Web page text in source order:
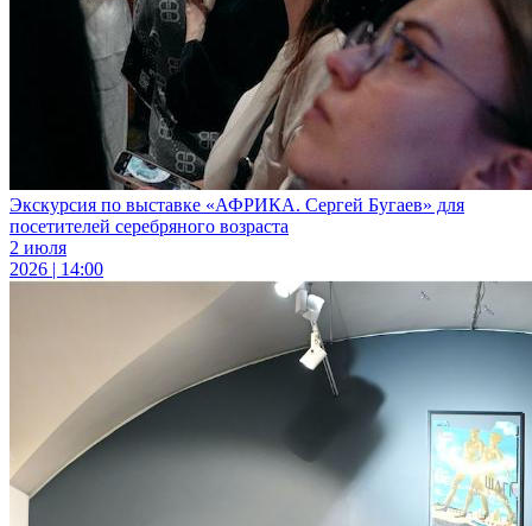
Экскурсия по выставке «АФРИКА. Сергей Бугаев» для
посетителей серебряного возраста
2 июля
2026 | 14:00